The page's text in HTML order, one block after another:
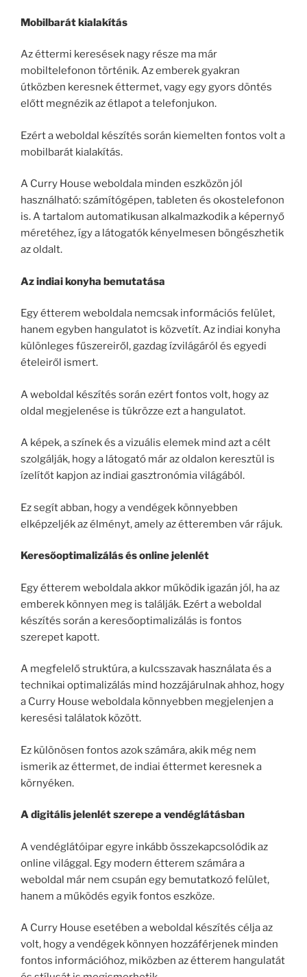
Mobilbarát kialakítás
Az éttermi keresések nagy része ma már
mobiltelefonon történik. Az emberek gyakran
útközben keresnek éttermet, vagy egy gyors döntés
előtt megnézik az étlapot a telefonjukon.
Ezért a weboldal készítés során kiemelten fontos volt a
mobilbarát kialakítás.
A Curry House weboldala minden eszközön jól
használható: számítógépen, tableten és okostelefonon
is. A tartalom automatikusan alkalmazkodik a képernyő
méretéhez, így a látogatók kényelmesen böngészhetik
az oldalt.
Az indiai konyha bemutatása
Egy étterem weboldala nemcsak információs felület,
hanem egyben hangulatot is közvetít. Az indiai konyha
különleges fűszereiről, gazdag ízvilágáról és egyedi
ételeiről ismert.
A weboldal készítés során ezért fontos volt, hogy az
oldal megjelenése is tükrözze ezt a hangulatot.
A képek, a színek és a vizuális elemek mind azt a célt
szolgálják, hogy a látogató már az oldalon keresztül is
ízelítőt kapjon az indiai gasztronómia világából.
Ez segít abban, hogy a vendégek könnyebben
elképzeljék az élményt, amely az étteremben vár rájuk.
Keresőoptimalizálás és online jelenlét
Egy étterem weboldala akkor működik igazán jól, ha az
emberek könnyen meg is találják. Ezért a weboldal
készítés során a keresőoptimalizálás is fontos
szerepet kapott.
A megfelelő struktúra, a kulcsszavak használata és a
technikai optimalizálás mind hozzájárulnak ahhoz, hogy
a Curry House weboldala könnyebben megjelenjen a
keresési találatok között.
Ez különösen fontos azok számára, akik még nem
ismerik az éttermet, de indiai éttermet keresnek a
környéken.
A digitális jelenlét szerepe a vendéglátásban
A vendéglátóipar egyre inkább összekapcsolódik az
online világgal. Egy modern étterem számára a
weboldal már nem csupán egy bemutatkozó felület,
hanem a működés egyik fontos eszköze.
A Curry House esetében a weboldal készítés célja az
volt, hogy a vendégek könnyen hozzáférjenek minden
fontos információhoz, miközben az étterem hangulatát